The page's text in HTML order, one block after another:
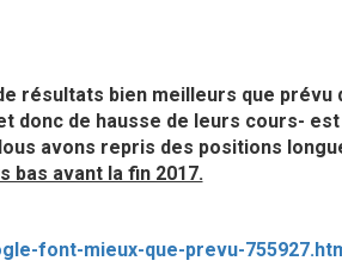
résultats bien meilleurs que prévu
donc de hausse de leurs cours-
avons repris des positions
bas avant la fin 2017.